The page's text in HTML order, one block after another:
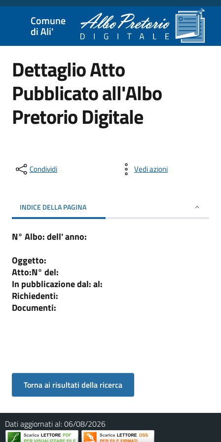
Comune
di Ali'
Dettaglio Atto
Pubblicato all'Albo
Pretorio Digitale
Condividi Vedi azioni
INDICE DELLA PAGINA
N° Albo:dell' anno:
Oggetto:
Atto:N° del:
In pubblicazione dal:al:
Richiedenti:
Documenti:
Dati aggiornati al:06/08/2026